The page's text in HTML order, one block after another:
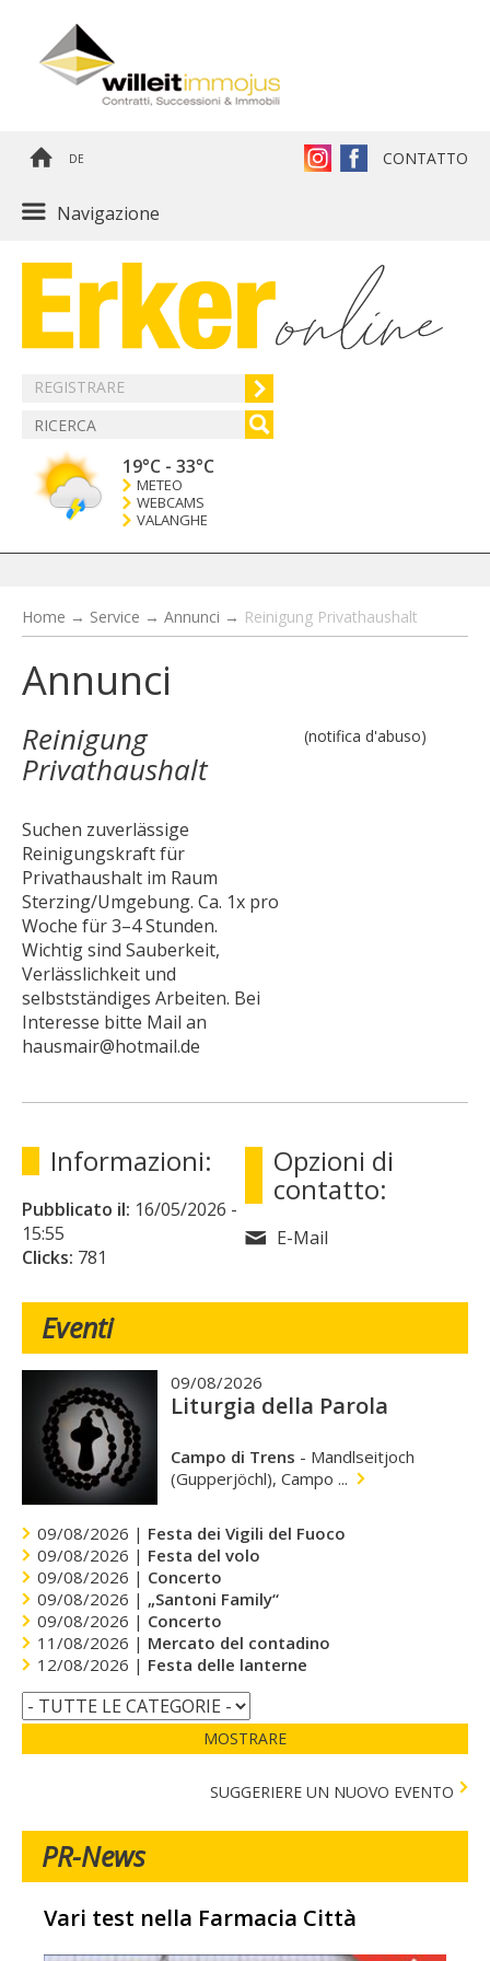
DE CONTATTO
Navigazione
REGISTRARE
19°C - 33°C
METEO
WEBCAMS
VALANGHE
Home → Service → Annunci → Reinigung Privathaushalt
Annunci
Reinigung
Privathaushalt
Suchen zuverlässige
Reinigungskraft für
Privathaushalt im Raum
Sterzing/Umgebung. Ca. 1x pro
Woche für 3–4 Stunden.
Wichtig sind Sauberkeit,
Verlässlichkeit und
selbstständiges Arbeiten. Bei
Interesse bitte Mail an
hausmair@hotmail.de
(notifica d'abuso)
Informazioni:
Pubblicato il: 16/05/2026 -
15:55
Clicks: 781
Opzioni di
contatto:
E-Mail
Eventi
09/08/2026
Liturgia della Parola
Campo di Trens - Mandlseitjoch
(Gupperjöchl), Campo ...
09/08/2026 | Festa dei Vigili del Fuoco
09/08/2026 | Festa del volo
09/08/2026 | Concerto
09/08/2026 | „Santoni Family“
09/08/2026 | Concerto
11/08/2026 | Mercato del contadino
12/08/2026 | Festa delle lanterne
MOSTRARE
SUGGERIERE UN NUOVO EVENTO
PR-News
Vari test nella Farmacia Città